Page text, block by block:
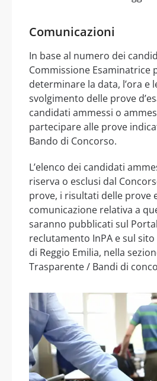
Comunicazioni
In base al numero dei
Commissione Esaminatrice
determinare la data, l’ora e
svolgimento delle prove
candidati ammessi o
partecipare alle prove
Bando di Concorso.
L’elenco dei candidati
riserva o esclusi dal
prove, i risultati delle prove
comunicazione relativa a
saranno pubblicati sul
reclutamento InPA e sul
di Reggio Emilia, nella
Trasparente / Bandi di